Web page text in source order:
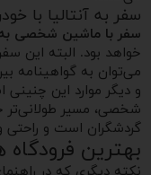
سفر به آنتالیا با
سفر با ماشین شخصی به
خواهد بود. البته این
می‌توان به گواهینامه
و دیگر موارد این چنینی
شخصی، مسیر طولانی‌تر
گردشگران است و راحتی
بهترین فرودگاه